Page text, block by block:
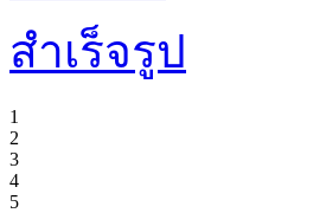
1
2
3
4
5